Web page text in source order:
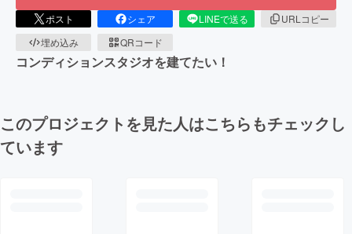
ポスト シェア LINEで送る
URLコピー
埋め込み
QRコード
コンディションスタジオを建てたい！
このプロジェクトを見た人はこちらもチェックし
ています